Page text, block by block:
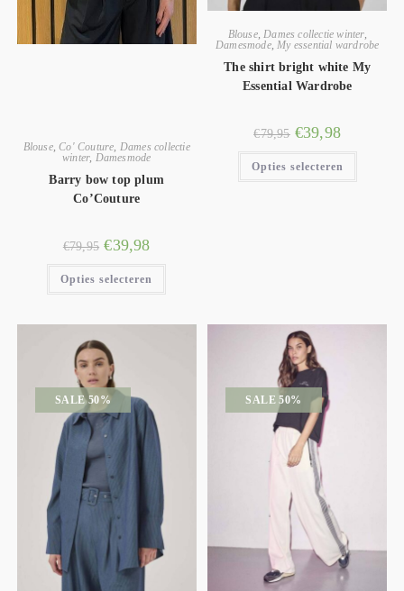
Blouse,Co' Couture, Dames collectie
winter, Damesmode
Barry bow top plum
Co’Couture
€79,95 €39,98
Opties selecteren
Blouse,Dames collectie winter,
Damesmode,My essential wardrobe
The shirt bright white My
Essential Wardrobe
€79,95 €39,98
Opties selecteren
SALE 50% SALE 50%